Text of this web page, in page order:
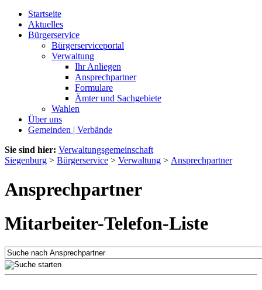
Startseite
Aktuelles
Bürgerservice
Bürgerserviceportal
Verwaltung
Ihr Anliegen
Ansprechpartner
Formulare
Ämter und Sachgebiete
Wahlen
Über uns
Gemeinden | Verbände
Sie sind hier: Verwaltungsgemeinschaft
Siegenburg > Bürgerservice > Verwaltung > Ansprechpartner
Ansprechpartner
Mitarbeiter-Telefon-Liste